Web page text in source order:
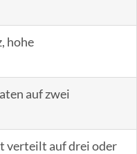
hohe
auf zwei
verteilt auf drei oder